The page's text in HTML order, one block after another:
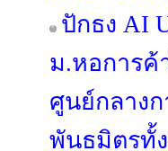
ปักธง AI
ม.หอการค้
ศูนย์กลาง
พันธมิตรทั้